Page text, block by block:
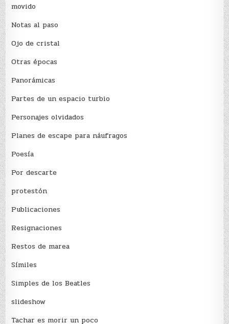
movido
Notas al paso
Ojo de cristal
Otras épocas
Panorámicas
Partes de un espacio turbio
Personajes olvidados
Planes de escape para náufragos
Poesía
Por descarte
protestón
Publicaciones
Resignaciones
Restos de marea
Sí­miles
Simples de los Beatles
slideshow
Tachar es morir un poco